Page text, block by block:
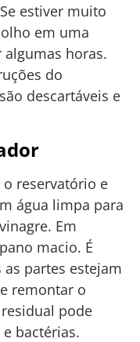
estiver muito
em uma
algumas horas.
do
descartáveis e
reservatório e
água limpa para
Em
macio. É
partes estejam
remontar o
pode
bactérias.